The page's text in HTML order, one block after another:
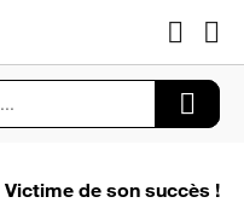
Victime de son succès !